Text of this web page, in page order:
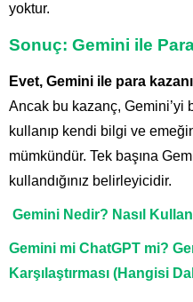
yoktur.
Sonuç: Gemini ile Para
Evet, Gemini ile para
Ancak bu kazanç, Gemini’yi
kullanıp kendi bilgi ve
mümkündür. Tek başına
kullandığınız belirleyicidir.
Gemini Nedir? Nasıl
Gemini mi ChatGPT mi?
Karşılaştırması (Hangisi